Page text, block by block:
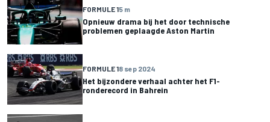
FORMULE 15 m
Opnieuw drama bij het door technische
problemen geplaagde Aston Martin
FORMULE 18 sep 2024
Het bijzondere verhaal achter het F1-
ronderecord in Bahrein